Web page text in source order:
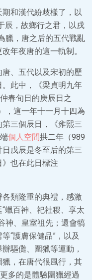
和漢代紛歧樣了，以
辰，故鄉行之君，以戌
臘，唐之后的五代戰亂
年夜唐的這一軌制。
、五代以及宋初的歷
此中，《梁貞明九年
春旬日的庚辰日之
，這一年十一月十四為
三個辰日，《雍熙三
個人空間拱二年（989
戊辰是冬至后的第三
也在此日標注
類隆重的典禮，感激
蠟百神、祀社稷、享太
神、皇室祖先；還會犒
“護膚保健品”，以及
驅儺、圍獵等運動，
，在唐代很風行，其
多的是體驗圍獵經過